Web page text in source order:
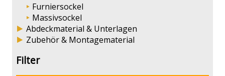
Furniersockel
Massivsockel
Abdeckmaterial & Unterlagen
Zubehör & Montagematerial
Filter